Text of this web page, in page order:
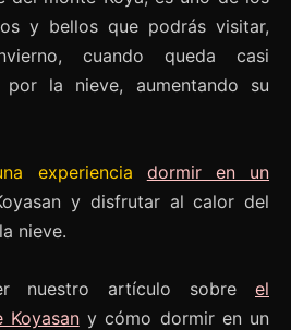
y bellos que podrás visitar,
cuando queda casi
la nieve, aumentando su
experiencia
dormir en un
y disfrutar al calor del
nieve.
nuestro artículo sobre el
Koyasany cómo dormir en un